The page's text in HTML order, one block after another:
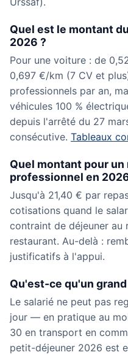
Quel est le montant
2026 ?
Pour une voiture : de
0,697 €/km (7 CV et
professionnels par an,
véhicules 100 %
depuis l'arrêté du 27
consécutive. Tableaux
Quel montant pour
professionnel en
Jusqu'à 21,40 € par
cotisations quand le
contraint de déjeuner au
restaurant. Au-delà :
justificatifs à l'appui.
Qu'est-ce qu'un
Le salarié ne peut pas
jour — en pratique au
30 en transport en
petit-déjeuner 2026 est